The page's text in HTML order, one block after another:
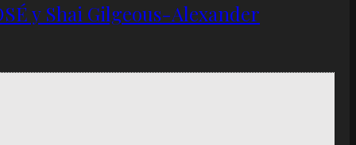
y Shai Gilgeous-Alexander